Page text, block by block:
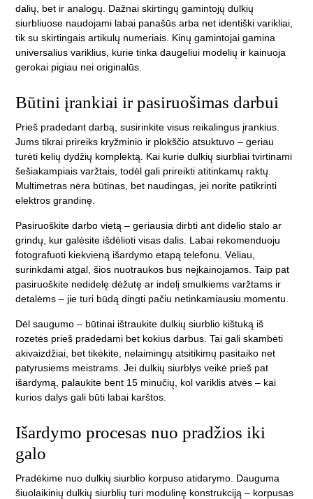
dalių, bet ir analogų. Dažnai skirtingų gamintojų dulkių
siurbliuose naudojami labai panašūs arba net identiški varikliai,
tik su skirtingais artikulų numeriais. Kinų gamintojai gamina
universalius variklius, kurie tinka daugeliui modelių ir kainuoja
gerokai pigiau nei originalūs.
Būtini įrankiai ir pasiruošimas darbui
Prieš pradedant darbą, susirinkite visus reikalingus įrankius.
Jums tikrai prireiks kryžminio ir plokščio atsuktuvo – geriau
turėti kelių dydžių komplektą. Kai kurie dulkių siurbliai tvirtinami
šešiakampiais varžtais, todėl gali prireikti atitinkamų raktų.
Multimetras nėra būtinas, bet naudingas, jei norite patikrinti
elektros grandinę.
Pasiruoškite darbo vietą – geriausia dirbti ant didelio stalo ar
grindų, kur galėsite išdėlioti visas dalis. Labai rekomenduoju
fotografuoti kiekvieną išardymo etapą telefonu. Vėliau,
surinkdami atgal, šios nuotraukos bus neįkainojamos. Taip pat
pasiruoškite nedidelę dėžutę ar indelį smulkiems varžtams ir
detalėms – jie turi būdą dingti pačiu netinkamiausiu momentu.
Dėl saugumo – būtinai ištraukite dulkių siurblio kištuką iš
rozetės prieš pradėdami bet kokius darbus. Tai gali skambėti
akivaizdžiai, bet tikėkite, nelaimingų atsitikimų pasitaiko net
patyrusiems meistrams. Jei dulkių siurblys veikė prieš pat
išardymą, palaukite bent 15 minučių, kol variklis atvės – kai
kurios dalys gali būti labai karštos.
Išardymo procesas nuo pradžios iki
galo
Pradėkime nuo dulkių siurblio korpuso atidarymo. Dauguma
šiuolaikinių dulkių siurblių turi modulinę konstrukciją – korpusas